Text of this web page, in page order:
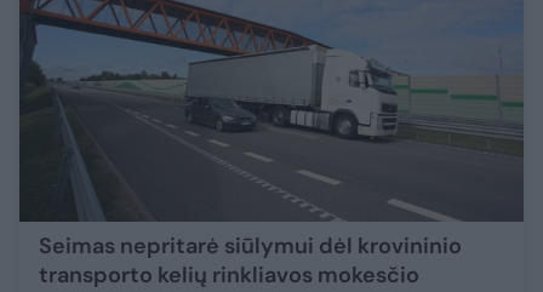
Seimas nepritarė siūlymui dėl krovininio
transporto kelių rinkliavos mokesčio